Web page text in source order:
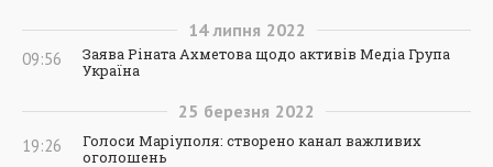
14 липня 2022
09:56
Заява Ріната Ахметова щодо активів Медіа Група
Україна
25 березня 2022
19:26
Голоси Маріуполя: створено канал важливих
оголошень